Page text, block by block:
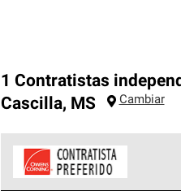
1 Contratistas
Cascilla, MS Cambiar